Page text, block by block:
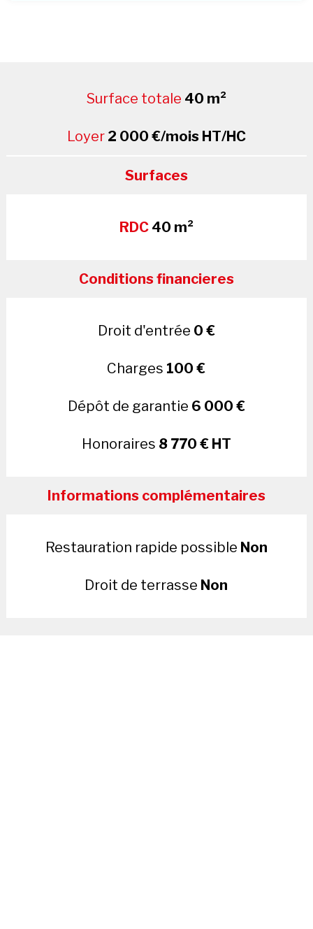
Surface totale 40 m²
Loyer 2 000 €/mois HT/HC
Surfaces
RDC 40 m²
Conditions financieres
Droit d'entrée 0 €
Charges 100 €
Dépôt de garantie 6 000 €
Honoraires 8 770 € HT
Informations complémentaires
Restauration rapide possible Non
Droit de terrasse Non